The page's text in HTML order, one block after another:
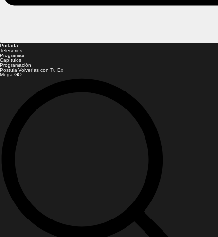
Portada
Teleseries
Programas
Capítulos
Programación
Postula Volverías con Tu Ex
Mega GO